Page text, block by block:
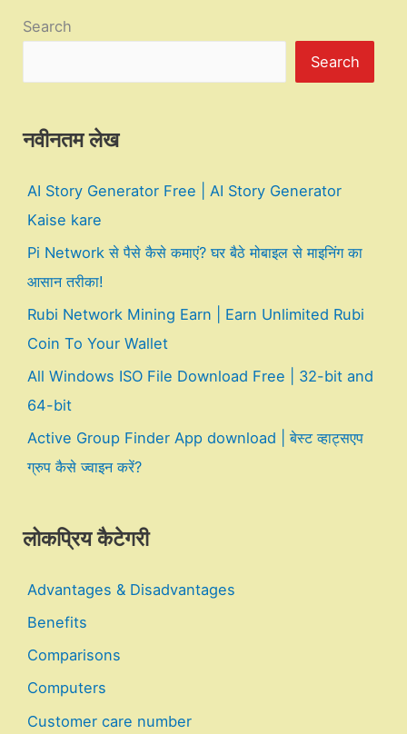
Search
Search
नवीनतम लेख
AI Story Generator Free | AI Story Generator
Kaise kare
Pi Network से पैसे कैसे कमाएं? घर बैठे मोबाइल से माइनिंग का
आसान तरीका!
Rubi Network Mining Earn | Earn Unlimited Rubi
Coin To Your Wallet
All Windows ISO File Download Free | 32-bit and
64-bit
Active Group Finder App download | बेस्ट व्हाट्सएप
ग्रुप कैसे ज्वाइन करें?
लोकप्रिय कैटेगरी
Advantages & Disadvantages
Benefits
Comparisons
Computers
Customer care number